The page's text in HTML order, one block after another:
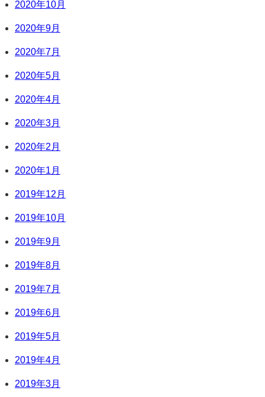
2020年10月
2020年9月
2020年7月
2020年5月
2020年4月
2020年3月
2020年2月
2020年1月
2019年12月
2019年10月
2019年9月
2019年8月
2019年7月
2019年6月
2019年5月
2019年4月
2019年3月